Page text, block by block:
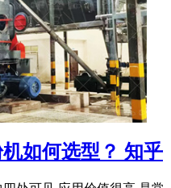
如何选型？ 知乎